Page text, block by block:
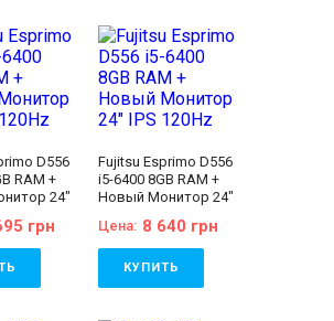
D556
RAM +
24"
грн
Fujitsu Esprimo D556
i5-6400 8GB RAM +
Новый Монитор 24"
Цена: 8 640 грн
КУПИТЬ